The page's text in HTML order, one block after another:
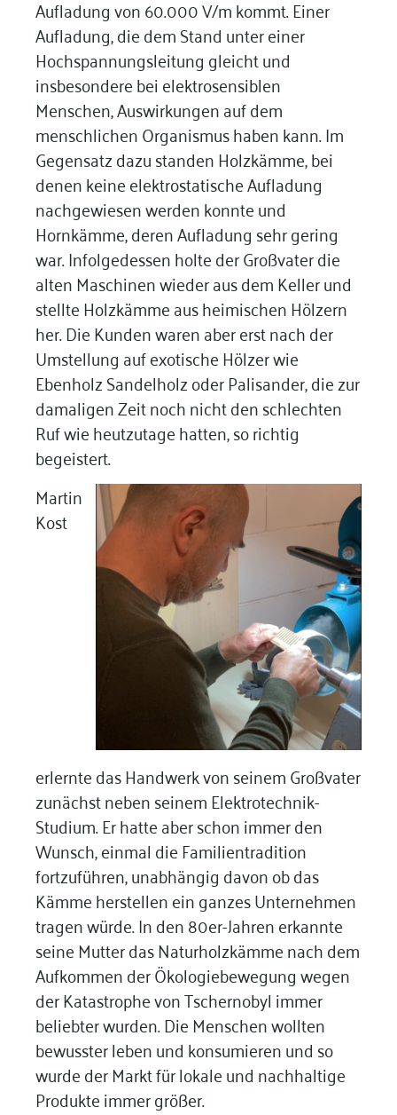
Aufladung von 60.000 V/m kommt. Einer
Aufladung, die dem Stand unter einer
Hochspannungsleitung gleicht und
insbesondere bei elektrosensiblen
Menschen, Auswirkungen auf dem
menschlichen Organismus haben kann. Im
Gegensatz dazu standen Holzkämme, bei
denen keine elektrostatische Aufladung
nachgewiesen werden konnte und
Hornkämme, deren Aufladung sehr gering
war. Infolgedessen holte der Großvater die
alten Maschinen wieder aus dem Keller und
stellte Holzkämme aus heimischen Hölzern
her. Die Kunden waren aber erst nach der
Umstellung auf exotische Hölzer wie
Ebenholz Sandelholz oder Palisander, die zur
damaligen Zeit noch nicht den schlechten
Ruf wie heutzutage hatten, so richtig
begeistert.
Martin
Kost
erlernte das Handwerk von seinem Großvater
zunächst neben seinem Elektrotechnik-
Studium. Er hatte aber schon immer den
Wunsch, einmal die Familientradition
fortzuführen, unabhängig davon ob das
Kämme herstellen ein ganzes Unternehmen
tragen würde. In den 80er-Jahren erkannte
seine Mutter das Naturholzkämme nach dem
Aufkommen der Ökologiebewegung wegen
der Katastrophe von Tschernobyl immer
beliebter wurden. Die Menschen wollten
bewusster leben und konsumieren und so
wurde der Markt für lokale und nachhaltige
Produkte immer größer.